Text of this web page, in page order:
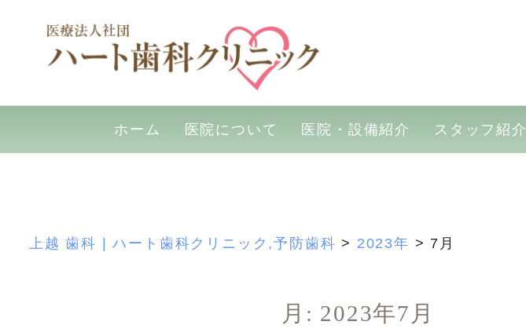
ホーム 医院について 医院・設備紹介 スタッフ紹介
上越 歯科 | ハート歯科クリニック,予防歯科 > 2023年 > 7月
月: 2023年7月